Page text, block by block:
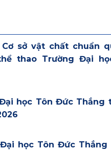
sở vật chất chuẩn
thao Trường Đại
học Tôn Đức Thắng
học Tôn Đức Thắng